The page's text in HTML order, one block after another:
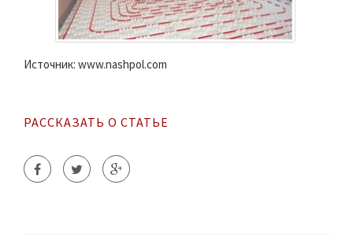
Источник: www.nashpol.com
РАССКАЗАТЬ О СТАТЬЕ